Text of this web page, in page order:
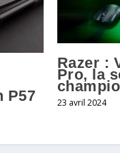
P57
Razer :
Pro, la
23 avril 2024